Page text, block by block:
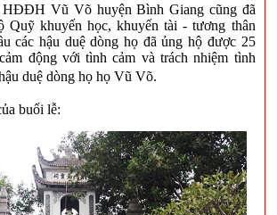
HĐĐH Vũ Võhuyện Bình Giang cũng đã
Quỹkhuyến học, khuyến tài - tương thân
các hậu duệ dòng họ đã ủng hộ được 25
động với tình cảm và trách nhiệm tình
duệ dòng họ họ Vũ Võ.
buổi lễ: